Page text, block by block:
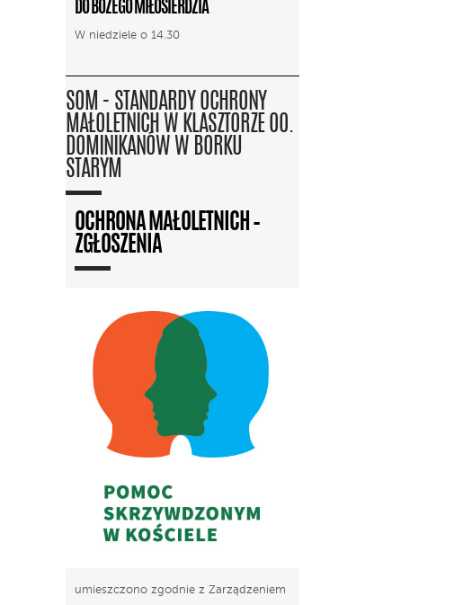
DO BOŻEGO MIŁOSIERDZIA
W niedziele o 14.30
SOM - STANDARDY OCHRONY
MAŁOLETNICH W KLASZTORZE OO.
DOMINIKANÓW W BORKU
STARYM
OCHRONA MAŁOLETNICH –
ZGŁOSZENIA
umieszczono zgodnie z Zarządzeniem